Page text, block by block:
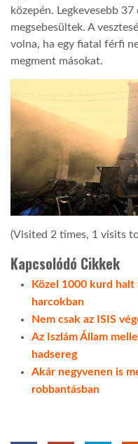
közepén. Legkevesebb
megsebesültek. A
volna, ha egy fiatal férfi
megment másokat.
(Visited 2 times, 1 visits
Kapcsolódó Cikkek
Közel 1000 kurd halt
harcokban
Nem csak az ISIS
Az Iszlám Állam
hadsereg
Akár negyvenen is
robbantásban